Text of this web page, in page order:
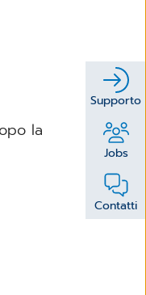
Supporto
Jobs
Contatti
la